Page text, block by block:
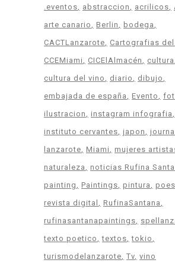
.eventos abstraccion acrilicos
arte canario
Berlin
bodega
CACTLanzarote
Cartografias del
CCEMiami
CICElAlmacén
cultura
cultura del vino
diario
dibujo
embajada de españa
Evento
ilustracion
instagram infografia
instituto cervantes japon
lanzarote Miami mujeres
naturaleza
noticias Rufina
painting
Paintings pintura
revista digital
RufinaSantana
rufinasantanapaintings
texto poetico
textos tokio
turismodelanzarote Tv vino